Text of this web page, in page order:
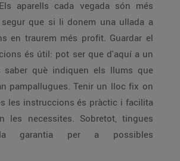
més
que si li donem una ullada a
en traurem més profit. Guardar el
els llums que
Tenir un lloc fix on
les instruccions és pràctic i facilita
les necessites. Sobretot, tingues